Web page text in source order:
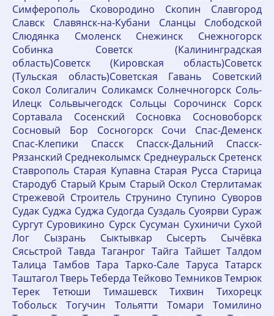
Симферополь Сковородино Скопин Славгород
Славск Славянск-на-Кубани Сланцы Слободской
Слюдянка Смоленск Снежинск Снежногорск
Собинка Советск (Калининградская
область)Советск (Кировская область)Советск
(Тульская область)Советская Гавань Советский
Сокол Солигалич Соликамск Солнечногорск Соль-
Илецк Сольвычегодск Сольцы Сорочинск Сорск
Сортавала Сосенский Сосновка Сосновоборск
Сосновый Бор Сосногорск Сочи Спас-Деменск
Спас-Клепики Спасск Спасск-Дальний Спасск-
Рязанский Среднеколымск Среднеуральск Сретенск
Ставрополь Старая Купавна Старая Русса Старица
Стародуб Старый Крым Старый Оскол Стерлитамак
Стрежевой Строитель Струнино Ступино Суворов
Судак Суджа Суджа Судогда Суздаль Суоярви Сураж
Сургут Суровикино Сурск Сусуман Сухиничи Сухой
Лог Сызрань Сыктывкар Сысерть Сычёвка
Сясьстрой Тавда Таганрог Тайга Тайшет Талдом
Талица Тамбов Тара Тарко-Сале Таруса Татарск
Таштагол Тверь Теберда Тейково Темников Темрюк
Терек Тетюши Тимашевск Тихвин Тихорецк
Тобольск Тогучин Тольятти Томари Томилино